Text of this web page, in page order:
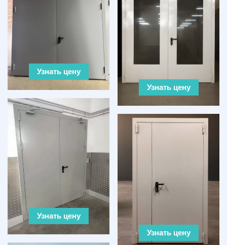
Узнать цену
Узнать цену
Узнать цену
Узнать цену